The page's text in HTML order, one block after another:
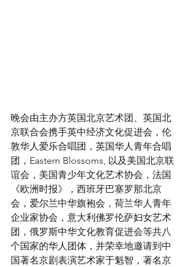
晚会由主办方英国北京艺术团、英国北
京联合会携手英中经济文化促进会，伦
敦华人爱乐合唱团，英国华人青年合唱
团，Eastern Blossoms, 以及美国北京联
谊会，美国青少年文化艺术协会，法国
《欧洲时报》，西班牙巴塞罗那北京
会，爱尔兰中华旗袍会，荷兰华人青年
企业家协会，意大利佛罗伦萨妇女艺术
团，俄罗斯中华文化教育促进会等共八
个国家的华人团体，并荣幸地邀请到中
国著名京剧表演艺术家于魁智，著名京